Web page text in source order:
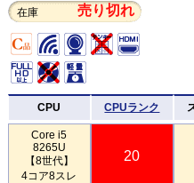
在庫 売り切れ
CPU CPUランク
Core i5
8265U
【8世代】
4コア8スレ
20